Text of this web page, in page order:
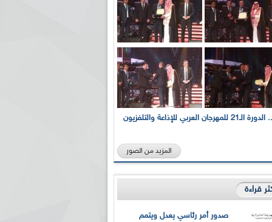
بالصور... الدورة الـ21 للمهرجان العربي للإذاعة والتلفزيون
المزيد من الصور
قراءة
صدور أمر رئاسي يعدل ويتمم